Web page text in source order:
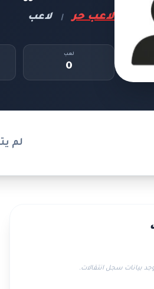
لاعب حر | لاعب
لعب
0
لم
بيانات سجل انتقالات.